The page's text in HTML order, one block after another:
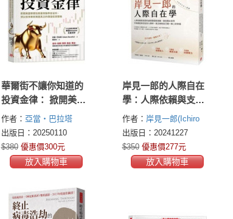
華爾街不讓你知道的
投資金律： 掀開美國
華爾街黑幕與聯準會
祕辛，頂尖投資專家
揭露真正的價值投資
策略
作者： 亞當‧巴拉塔
(Adam Baratta)
出版日：20250110
$380 優惠價300元
放入購物車
岸見一郎的人際自在
學：人際依賴與支配
的虛假關係斷捨離，
做到獨立思考不再順
從與活在別人期待，
真正擁抱自己獨一無
二的幸福
作者： 岸見一郎(Ichiro
Kishimi)
出版日：20241227
$350 優惠價277元
放入購物車